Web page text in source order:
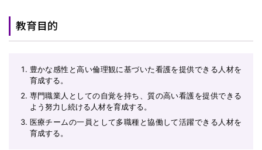
教育目的
豊かな感性と高い倫理観に基づいた看護を提供できる人材を
育成する。
専門職業人としての自覚を持ち、質の高い看護を提供できる
よう努力し続ける人材を育成する。
医療チームの一員として多職種と協働して活躍できる人材を
育成する。